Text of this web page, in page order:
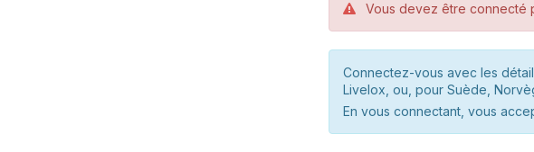
Vous devez être connecté
Connectez-vous avec les
Livelox, ou, pour Suède,
En vous connectant, vous